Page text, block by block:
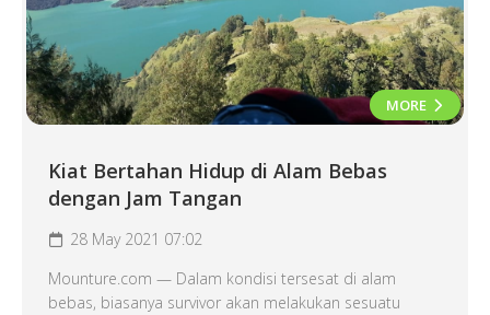
MORE
Kiat Bertahan Hidup di Alam Bebas
dengan Jam Tangan
28 May 2021 07:02
Mounture.com — Dalam kondisi tersesat di alam
bebas, biasanya survivor akan melakukan sesuatu